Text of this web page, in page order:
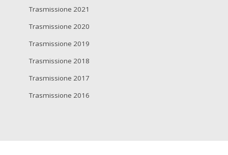
Trasmissione 2021
Trasmissione 2020
Trasmissione 2019
Trasmissione 2018
Trasmissione 2017
Trasmissione 2016